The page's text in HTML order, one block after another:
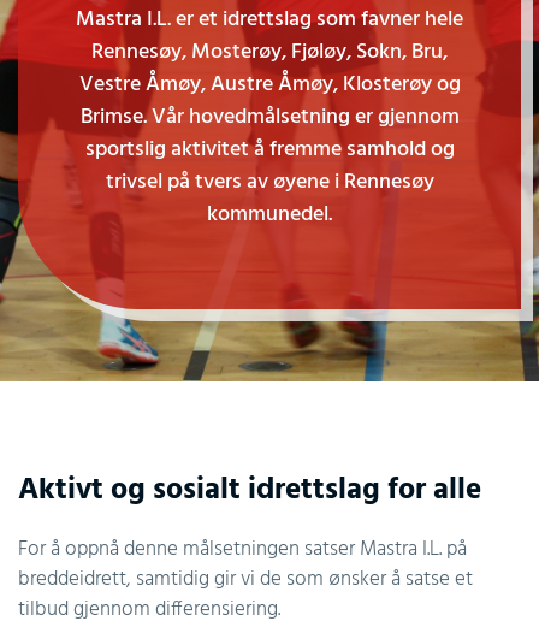
Mastra I.L. er et idrettslag som favner hele
Rennesøy, Mosterøy, Fjøløy, Sokn, Bru,
Vestre Åmøy, Austre Åmøy, Klosterøy og
Brimse. Vår hovedmålsetning er gjennom
sportslig aktivitet å fremme samhold og
trivsel på tvers av øyene i Rennesøy
kommunedel.
Aktivt og sosialt idrettslag for alle
For å oppnå denne målsetningen satser Mastra I.L. på
breddeidrett, samtidig gir vi de som ønsker å satse et
tilbud gjennom differensiering.